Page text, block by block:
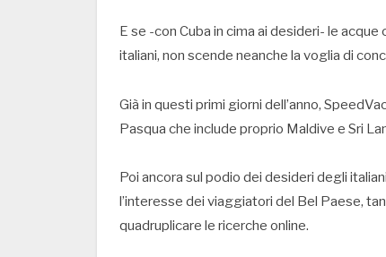
E se -con Cuba in cima ai desideri- le
italiani, non scende neanche la voglia di
Già in questi primi giorni dell’anno,
Pasqua che include proprio Maldive e Sri
Poi ancora sul podio dei desideri degli
l’interesse dei viaggiatori del Bel Paese,
quadruplicare le ricerche online.